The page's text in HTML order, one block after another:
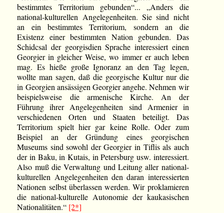
bestimmtes Territorium gebunden“... „Anders die
national-kulturellen Angelegenheiten. Sie sind nicht
an ein bestimmtes Territorium, sondern an die
Existenz einer bestimmten Nation gebunden. Das
Schidcsal der georgisdien Sprache interessiert einen
Georgier in gleicher Weise, wo immer er auch leben
mag. Es hieße große Ignoranz an den Tag legen,
wollte man sagen, daß die georgische Kultur nur die
in Georgien ansässigen Georgier angehe. Nehmen wir
beispielsweise die armenische Kirche. An der
Führung ihrer Angelegenheiten sind Armenier in
verschiedenen Orten und Staaten beteiligt. Das
Territorium spielt hier gar keine Rolle. Oder zum
Beispiel an der Gründung eines georgischen
Museums sind sowohl der Georgier in Tiflis als auch
der in Baku, in Kutais, in Petersburg usw. interessiert.
Also muß die Verwaltung und Leitung aller national-
kulturellen Angelegenheiten den daran interessierten
Nationen selbst überlassen werden. Wir proklamieren
die national-kulturelle Autonomie der kaukasischen
Nationalitäten.“ [2*]